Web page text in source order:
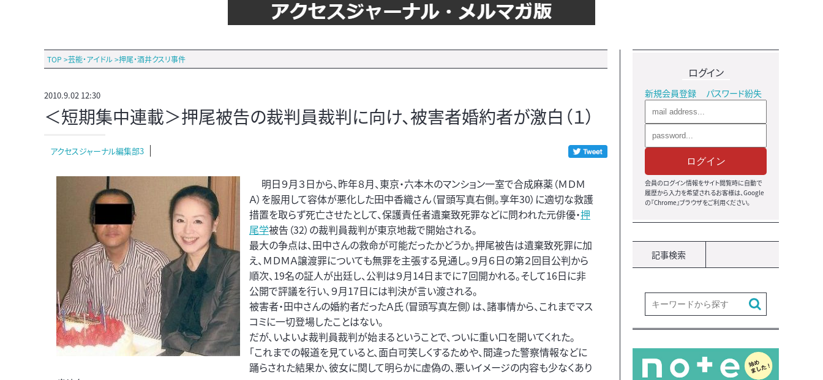
TOP >芸能・アイドル>押尾・酒井クスリ事件
2010.9.02 12:30
＜短期集中連載＞押尾被告の裁判員裁判に向け、被害者婚約者が激白（１）
アクセスジャーナル編集部3
明日９月３日から、昨年８月、東京・六本木のマンション一室で合成麻薬（ＭＤＭ
Ａ）を服用して容体が悪化した田中香織さん（冒頭写真右側。享年30）に適切な救護
措置を取らず死亡させたとして、保護責任者遺棄致死罪などに問われた元俳優・押
尾学被告（32）の裁判員裁判が東京地裁で開始される。
最大の争点は、田中さんの救命が可能だったかどうか。押尾被告は遺棄致死罪に加
え、ＭＤＭＡ譲渡罪についても無罪を主張する見通し。９月６日の第２回目公判から
順次、19名の証人が出廷し、公判は９月14日までに７回開かれる。そして16日に非
公開で評議を行い、９月17日には判決が言い渡される。
被害者・田中さんの婚約者だったＡ氏（冒頭写真左側）は、諸事情から、これまでマス
コミに一切登場したことはない。
だが、いよいよ裁判員裁判が始まるということで、ついに重い口を開いてくれた。
「これまでの報道を見ていると、面白可笑しくするためや、間違った警察情報などに
踊らされた結果か、彼女に関して明らかに虚偽の、悪いイメージの内容も少なくあり
ログイン
新規会員登録 パスワード紛失
ログイン
会員のログイン情報をサイト閲覧時に自動で
履歴から入力を希望されるお客様は、Google
の『Chrome』ブラウザをご利用ください。
記事検索